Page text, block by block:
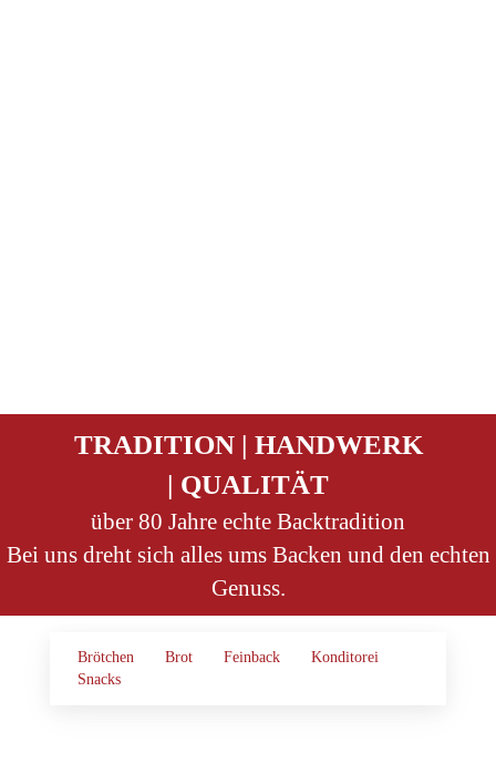
TRADITION | HANDWERK
| QUALITÄT
über 80 Jahre echte Backtradition
Bei uns dreht sich alles ums Backen und den echten
Genuss.
Brötchen Brot Feinback
Konditorei
Snacks